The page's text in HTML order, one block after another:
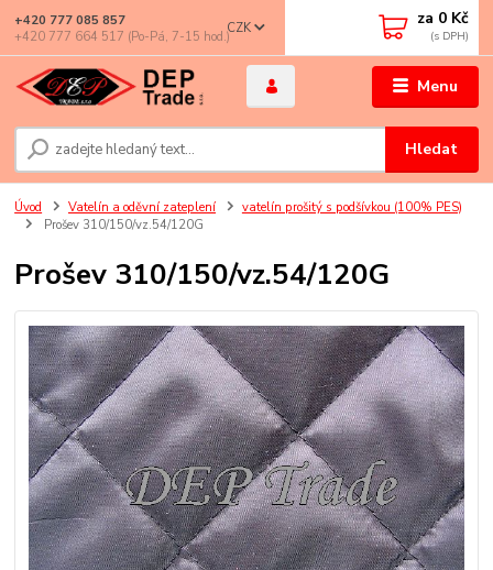
Menu
CZK
Hledat
+420 777 085 857
+420 777 664 517 (Po-Pá, 7-15 hod.)
za 0 Kč
Úvod Vatelín a oděvní zateplení
vatelín prošitý s podšívkou (100% PES)
Prošev 310/150/vz.54/120G
Prošev 310/150/vz.54/120G